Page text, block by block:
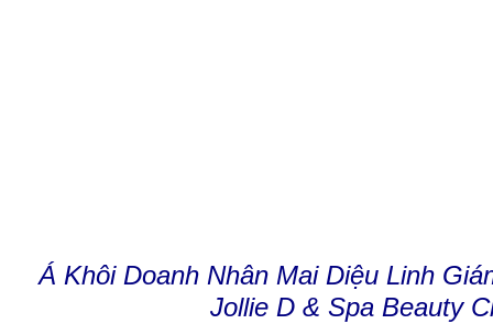
Á Khôi Doanh Nhân Mai Diệu Linh
Jollie D & Spa Beauty